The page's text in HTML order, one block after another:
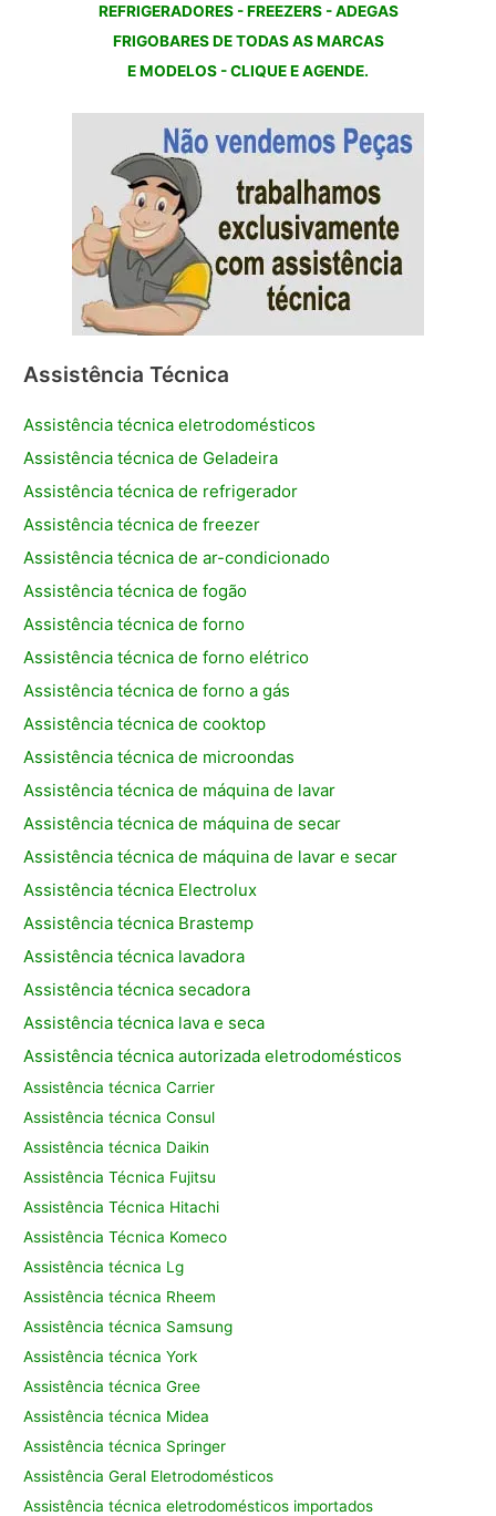
REFRIGERADORES - FREEZERS - ADEGAS
FRIGOBARES DE TODAS AS MARCAS
E MODELOS - CLIQUE E AGENDE.
Assistência Técnica
Assistência técnica eletrodomésticos
Assistência técnica de Geladeira
Assistência técnica de refrigerador
Assistência técnica de freezer
Assistência técnica de ar-condicionado
Assistência técnica de fogão
Assistência técnica de forno
Assistência técnica de forno elétrico
Assistência técnica de forno a gás
Assistência técnica de cooktop
Assistência técnica de microondas
Assistência técnica de máquina de lavar
Assistência técnica de máquina de secar
Assistência técnica de máquina de lavar e secar
Assistência técnica Electrolux
Assistência técnica Brastemp
Assistência técnica lavadora
Assistência técnica secadora
Assistência técnica lava e seca
Assistência técnica autorizada eletrodomésticos
Assistência técnica Carrier
Assistência técnica Consul
Assistência técnica Daikin
Assistência Técnica Fujitsu
Assistência Técnica Hitachi
Assistência Técnica Komeco
Assistência técnica Lg
Assistência técnica Rheem
Assistência técnica Samsung
Assistência técnica York
Assistência técnica Gree
Assistência técnica Midea
Assistência técnica Springer
Assistência Geral Eletrodomésticos
Assistência técnica eletrodomésticos importados